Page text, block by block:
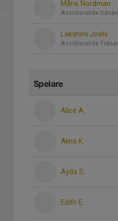
Måns Nordman
Assisterande
Lakshmi Joshi
Assisterande
Spelare
Alice A.
Alina K.
Ayda S.
Edith E.